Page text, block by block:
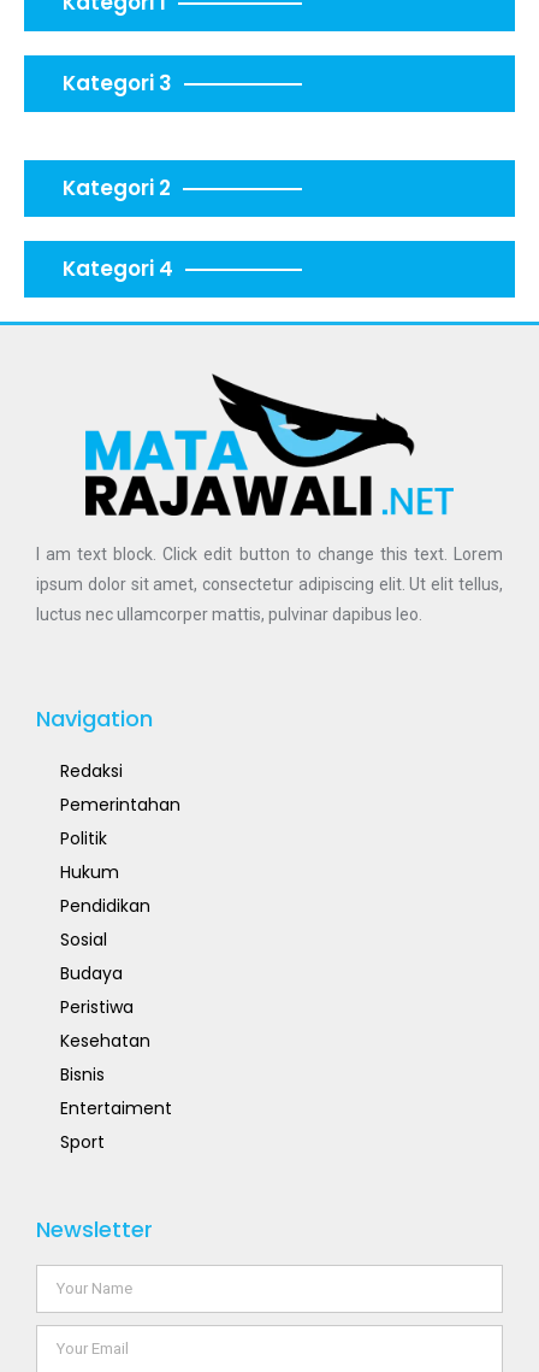
Kategori 3
Kategori 2
Kategori 4
I am text block. Click edit button to change this text. Lorem
ipsum dolor sit amet, consectetur adipiscing elit. Ut elit tellus,
luctus nec ullamcorper mattis, pulvinar dapibus leo.
Navigation
Redaksi
Pemerintahan
Politik
Hukum
Pendidikan
Sosial
Budaya
Peristiwa
Kesehatan
Bisnis
Entertaiment
Sport
Newsletter